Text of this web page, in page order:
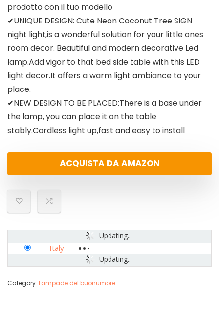
prodotto con il tuo modello
✔UNIQUE DESIGN: Cute Neon Coconut Tree SIGN
night light,is a wonderful solution for your little ones
room decor. Beautiful and modern decorative Led
lamp.Add vigor to that bed side table with this LED
light decor.It offers a warm light ambiance to your
place.
✔NEW DESIGN TO BE PLACED:There is a base under
the lamp, you can place it on the table
stably.Cordless light up,fast and easy to install
ACQUISTA DA AMAZON
Updating...
Updating...
Italy -
Category: Lampade del buonumore